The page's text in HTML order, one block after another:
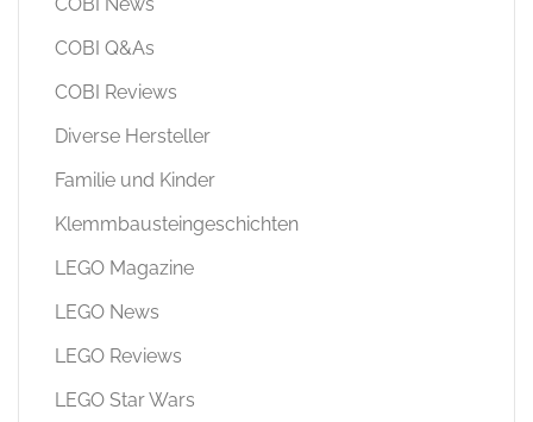
LEGO Reviews
LEGO Star Wars
LEGO®
Lumibricks
Lumibricks Listen & Übersichten
Lumibricks News
Lumibricks Reviews
Mattel Brick Shop
NEWS
Pantasy